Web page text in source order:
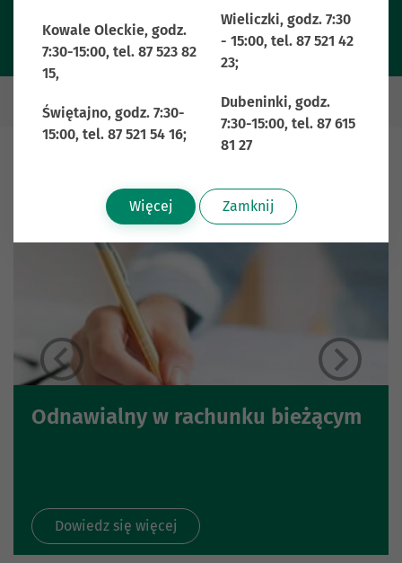
Odnawialny w rachunku bieżącym
Dowiedz się więcej
Kowale Oleckie, godz.
7:30-15:00, tel. 87 523 82
15,
Świętajno, godz. 7:30-
15:00, tel. 87 521 54 16;
Wieliczki, godz. 7:30
- 15:00, tel. 87 521 42
23;
Dubeninki, godz.
7:30-15:00, tel. 87 615
81 27
Więcej Zamknij